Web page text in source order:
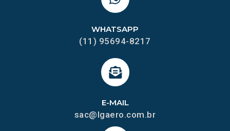
E-MAIL
sac@lgaero.com.br
WHATSAPP
(11) 95694-8217